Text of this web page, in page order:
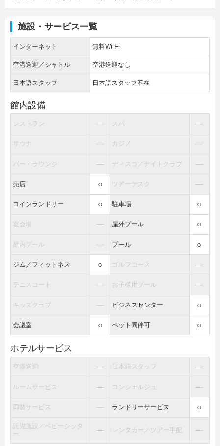
施設・サービス一覧
インターネット 無料Wi-Fi
空港送迎／シャトル 空港送迎なし
日本語スタッフ 日本語スタッフ不在
館内設備
レストラン ― スパ ―
サウナ ― カジノ ―
バー・ラウンジ ― ディスコ／ナイトクラブ ―
売店 ○ ツアーデスク ―
コインランドリー ○ 駐車場 ○
宴会場 ― 屋外プール ○
屋内プール ― プール ○
ジム／フィットネス ○ ゴルフコース ―
テニスコート ― お子様用プール ―
キッズクラブ ― ビジネスセンター ○
会議室 ○ ペット同伴可 ○
ホテルサービス
空港送迎 ― 日本語スタッフ ―
ルームサービス ― コンシェルジュ ―
両替サービス ― ランドリーサービス ○
託児施設／ベビーシッタ
ー
― レンタカー／ツアー手配 ―